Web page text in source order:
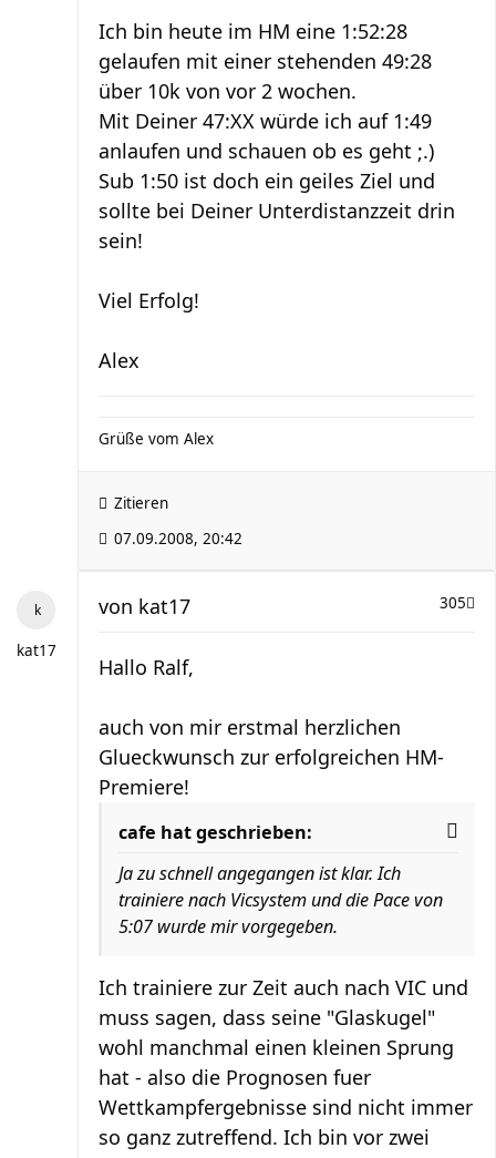
Ich bin heute im HM eine 1:52:28
gelaufen mit einer stehenden 49:28
über 10k von vor 2 wochen.
Mit Deiner 47:XX würde ich auf 1:49
anlaufen und schauen ob es geht ;.)
Sub 1:50 ist doch ein geiles Ziel und
sollte bei Deiner Unterdistanzzeit drin
sein!
Viel Erfolg!
Alex
Grüße vom Alex
Zitieren
07.09.2008, 20:42
kat17
305
von kat17
Hallo Ralf,
auch von mir erstmal herzlichen
Glueckwunsch zur erfolgreichen HM-
Premiere!
cafe hat geschrieben:
Ja zu schnell angegangen ist klar. Ich
trainiere nach Vicsystem und die Pace von
5:07 wurde mir vorgegeben.
Ich trainiere zur Zeit auch nach VIC und
muss sagen, dass seine "Glaskugel"
wohl manchmal einen kleinen Sprung
hat - also die Prognosen fuer
Wettkampfergebnisse sind nicht immer
so ganz zutreffend. Ich bin vor zwei